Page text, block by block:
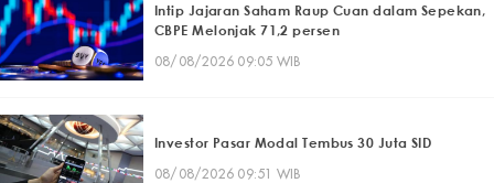
Intip Jajaran Saham Raup Cuan dalam Sepekan,
CBPE Melonjak 71,2 persen
08/08/2026 09:05 WIB
Investor Pasar Modal Tembus 30 Juta SID
08/08/2026 09:51 WIB